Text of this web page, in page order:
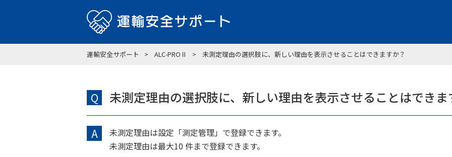
運輸安全サポート ALC-PROⅡ 未測定理由の選択肢に、新しい理由を表示させることはできますか？
Q 未測定理由の選択肢に、新しい理由を表示させることはできま
A
未測定理由は設定「測定管理」で登録できます。
未測定理由は最大10 件まで登録できます。